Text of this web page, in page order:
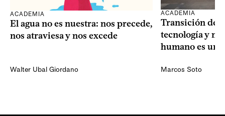
ACADEMIA
El agua no es nuestra: nos precede,
nos atraviesa y nos excede
Walter Ubal Giordano
ACADEMIA
Transición
tecnología y
humano es
Marcos Soto